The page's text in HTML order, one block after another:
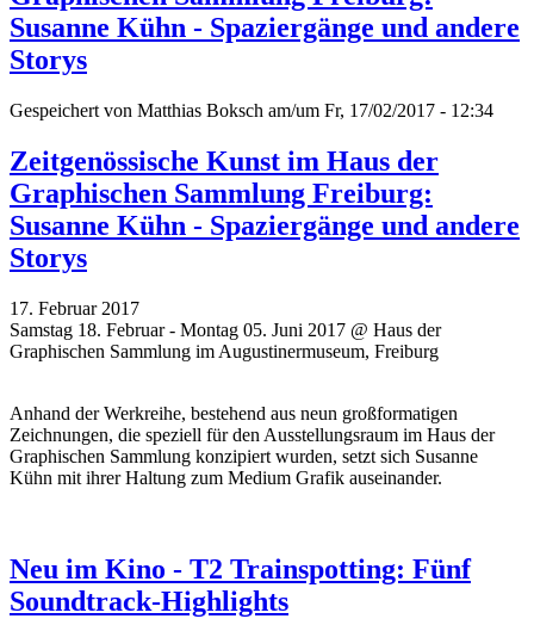
Susanne Kühn - Spaziergänge und andere
Storys
Gespeichert von Matthias Boksch am/um Fr, 17/02/2017 - 12:34
Zeitgenössische Kunst im Haus der
Graphischen Sammlung Freiburg:
Susanne Kühn - Spaziergänge und andere
Storys
17. Februar 2017
Samstag 18. Februar - Montag 05. Juni 2017 @ Haus der
Graphischen Sammlung im Augustinermuseum, Freiburg
Anhand der Werkreihe, bestehend aus neun großformatigen
Zeichnungen, die speziell für den Ausstellungsraum im Haus der
Graphischen Sammlung konzipiert wurden, setzt sich Susanne
Kühn mit ihrer Haltung zum Medium Grafik auseinander.
Neu im Kino - T2 Trainspotting: Fünf
Soundtrack-Highlights